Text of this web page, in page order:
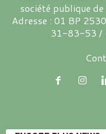
société publique
Adresse : 01 BP
31-83-53 /